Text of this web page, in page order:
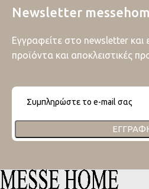
Newsletter
Εγγραφείτε στο newsletter και
προϊόντα και αποκλειστικές